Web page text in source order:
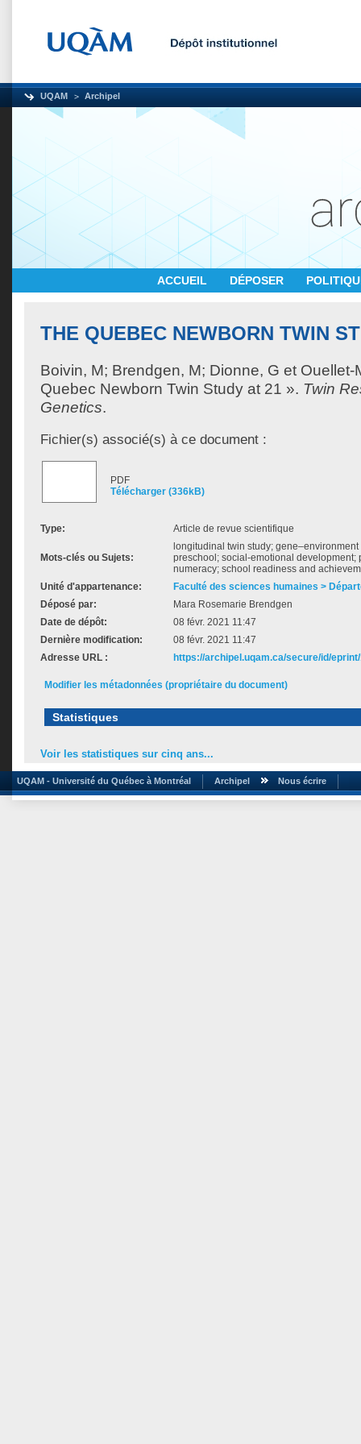
UQAM Archipel
ACCUEIL DÉPOSER
THE QUEBEC NEWBORN TWIN
Boivin, M; Brendgen, M; Dionne, G et Ouellet-
Quebec Newborn Twin Study at 21 ». Twin
Genetics.
Fichier(s) associé(s) à ce document :
PDF
Télécharger (336kB)
Type: Article de revue scientifique
Mots-clés ou Sujets:
longitudinal twin study;
preschool; social-emotional development;
numeracy; school readiness and
Unité d'appartenance:
Faculté des sciences humaines >
Déposé par:
Mara Rosemarie Brendgen
Date de dépôt:
08 févr. 2021 11:47
Dernière modification:
08 févr. 2021 11:47
Adresse URL :
https://archipel.uqam.ca/secure/id/
Modifier les métadonnées (propriétaire du document)
Statistiques
Voir les statistiques sur cinq ans...
UQAM - Université du Québec à Montréal Archipel Nous écrire